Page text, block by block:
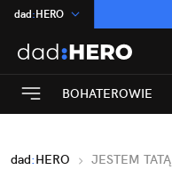
dad:HERO
:Temat
INN:Poland
ASZ:dziennik
Rozrywka
BOHATEROWIE
dad:HERO JESTEM TATĄ